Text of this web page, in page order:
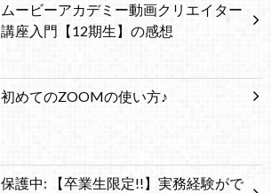
ムービーアカデミー動画クリエイター
講座入門【12期生】の感想
初めてのZOOMの使い方♪
保護中: 【卒業生限定!!】実務経験がで